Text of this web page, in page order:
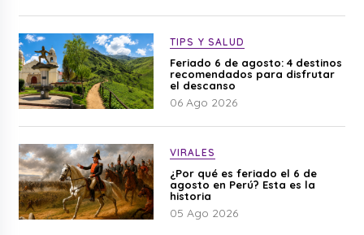
TIPS Y SALUD
Feriado 6 de agosto: 4 destinos
recomendados para disfrutar
el descanso
06 Ago 2026
VIRALES
¿Por qué es feriado el 6 de
agosto en Perú? Esta es la
historia
05 Ago 2026